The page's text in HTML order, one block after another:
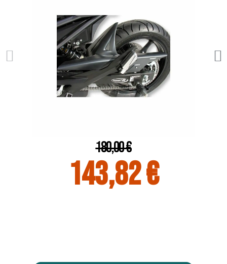
180,00 €
143,82 €